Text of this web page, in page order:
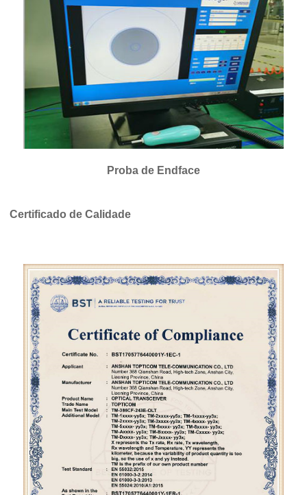
Proba de Endface
Certificado de Calidade